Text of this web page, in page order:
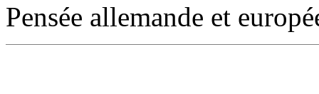
Pensée allemande et